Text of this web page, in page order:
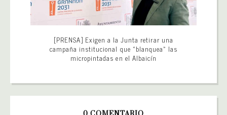
[PRENSA] Exigen a la Junta retirar una
campaña institucional que «blanquea» las
micropintadas en el Albaicín